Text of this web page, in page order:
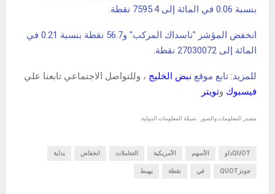
بنسبة 0.06 في المائة إلى 7595.4 نقطة.
انخفض المؤشر "ناسداك المركب" و56.7 نقطة بنسبة 0.21 في
المائة إلى 27030072 نقطة.
للمزيد: تابع موقع نبض الخليج ، وللتواصل الاجتماعي تابعنا علي
فيسبوك وتويتر
مصدر المعلومات والصور : شبكة المعلومات الدولية
QUOTداو الأسهم الأمريكية التعاملات انخفاض بداية
جونزQUOT في نقطة يهبط